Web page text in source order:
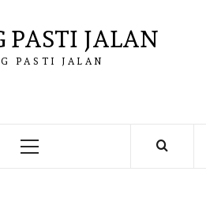
PASTI JALAN
PASTI JALAN
Primary